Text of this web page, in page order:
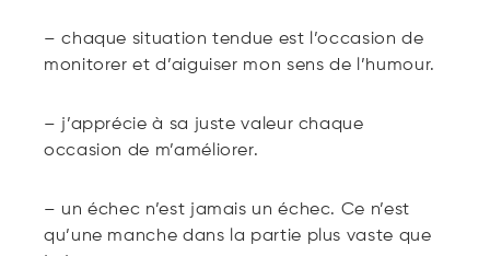
– chaque situation tendue est l’occasion de
monitorer et d’aiguiser mon sens de l’humour.
– j’apprécie à sa juste valeur chaque
occasion de m’améliorer.
– un échec n’est jamais un échec. Ce n’est
qu’une manche dans la partie plus vaste que